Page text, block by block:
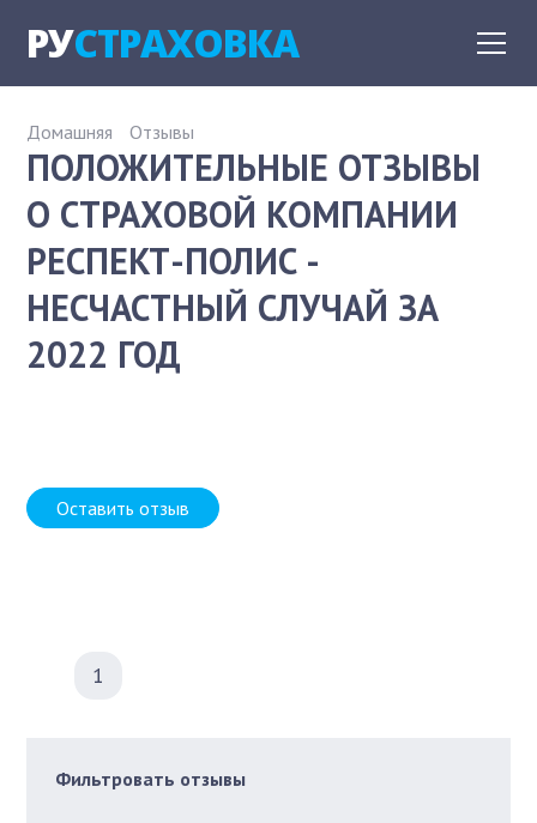
РУСТРАХОВКА
Домашняя Отзывы
ПОЛОЖИТЕЛЬНЫЕ ОТЗЫВЫ
О СТРАХОВОЙ КОМПАНИИ
РЕСПЕКТ-ПОЛИС -
НЕСЧАСТНЫЙ СЛУЧАЙ ЗА
2022 ГОД
Оставить отзыв
1
Фильтровать отзывы